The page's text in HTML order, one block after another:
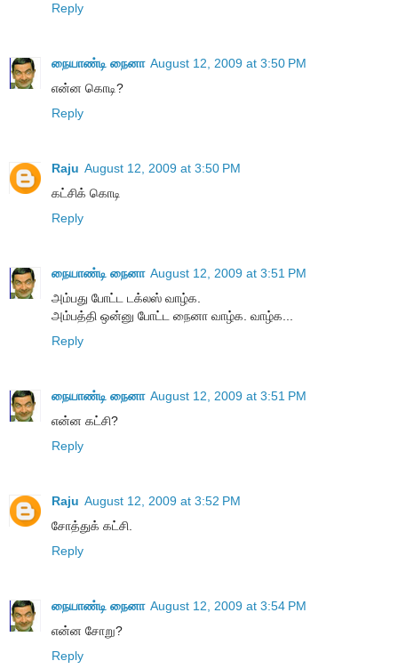
Reply
நையாண்டி நைனா August 12, 2009 at 3:50 PM
என்ன கொடி?
Reply
Raju August 12, 2009 at 3:50 PM
கட்சிக் கொடி
Reply
நையாண்டி நைனா August 12, 2009 at 3:51 PM
அம்பது போட்ட டக்லஸ் வாழ்க.
அம்பத்தி ஒன்னு போட்ட நைனா வாழ்க. வாழ்க...
Reply
நையாண்டி நைனா August 12, 2009 at 3:51 PM
என்ன கட்சி?
Reply
Raju August 12, 2009 at 3:52 PM
சோத்துக் கட்சி.
Reply
நையாண்டி நைனா August 12, 2009 at 3:54 PM
என்ன சோறு?
Reply